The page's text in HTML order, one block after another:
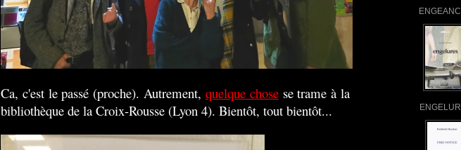
Ca, c'est le passé (proche). Autrement, quelque chosese trame à la
bibliothèque de la Croix-Rousse (Lyon 4). Bientôt, tout bientôt...